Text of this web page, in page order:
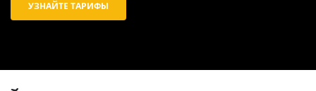
УЗНАЙТЕ ТАРИФЫ